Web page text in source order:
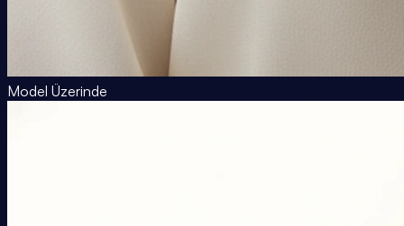
Model Üzerinde